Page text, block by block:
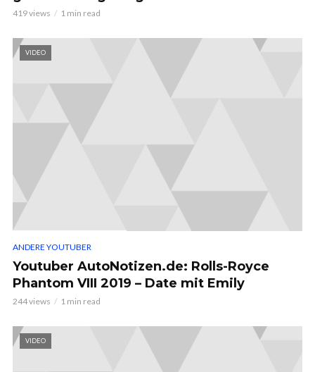
419 views 1 min read
VIDEO
ANDERE YOUTUBER
Youtuber AutoNotizen.de: Rolls-Royce
Phantom VIII 2019 – Date mit Emily
244 views 1 min read
VIDEO